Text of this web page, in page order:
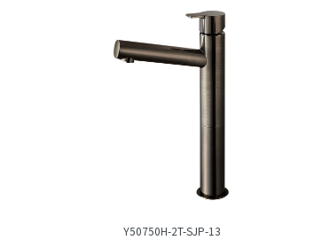
Y50750H-2T-SJP-13